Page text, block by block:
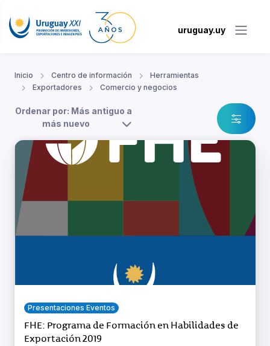
uruguay.uy
Inicio Centro de información
Herramientas
Exportadores
Comercio y negocios
Ordenar por: Más antiguo a
más nuevo
Presentaciones Eventos
FHE: Programa de Formación en Habilidades de
Exportación 2019